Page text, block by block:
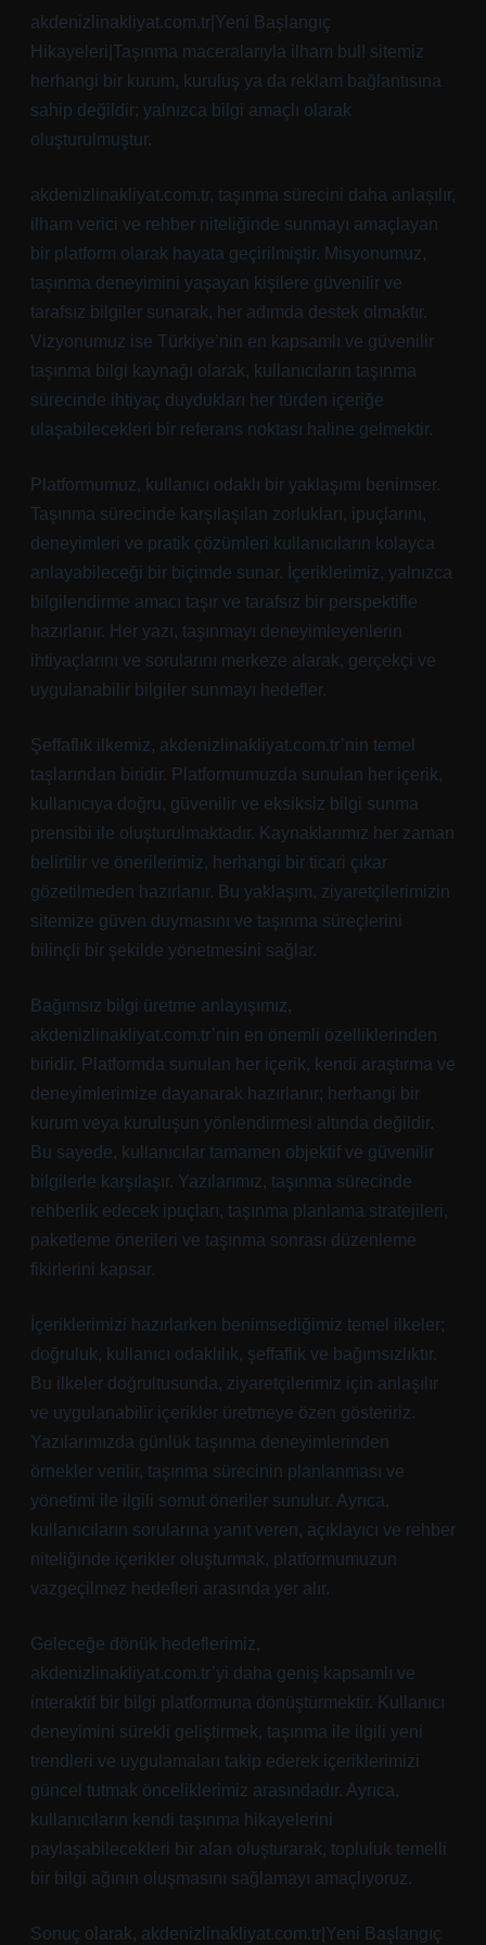
akdenizlinakliyat.com.tr|Yeni Başlangıç
Hikayeleri|Taşınma maceralarıyla ilham bul! sitemiz
herhangi bir kurum, kuruluş ya da reklam bağlantısına
sahip değildir; yalnızca bilgi amaçlı olarak
oluşturulmuştur.
akdenizlinakliyat.com.tr, taşınma sürecini daha anlaşılır,
ilham verici ve rehber niteliğinde sunmayı amaçlayan
bir platform olarak hayata geçirilmiştir. Misyonumuz,
taşınma deneyimini yaşayan kişilere güvenilir ve
tarafsız bilgiler sunarak, her adımda destek olmaktır.
Vizyonumuz ise Türkiye’nin en kapsamlı ve güvenilir
taşınma bilgi kaynağı olarak, kullanıcıların taşınma
sürecinde ihtiyaç duydukları her türden içeriğe
ulaşabilecekleri bir referans noktası haline gelmektir.
Platformumuz, kullanıcı odaklı bir yaklaşımı benimser.
Taşınma sürecinde karşılaşılan zorlukları, ipuçlarını,
deneyimleri ve pratik çözümleri kullanıcıların kolayca
anlayabileceği bir biçimde sunar. İçeriklerimiz, yalnızca
bilgilendirme amacı taşır ve tarafsız bir perspektifle
hazırlanır. Her yazı, taşınmayı deneyimleyenlerin
ihtiyaçlarını ve sorularını merkeze alarak, gerçekçi ve
uygulanabilir bilgiler sunmayı hedefler.
Şeffaflık ilkemiz, akdenizlinakliyat.com.tr’nin temel
taşlarından biridir. Platformumuzda sunulan her içerik,
kullanıcıya doğru, güvenilir ve eksiksiz bilgi sunma
prensibi ile oluşturulmaktadır. Kaynaklarımız her zaman
belirtilir ve önerilerimiz, herhangi bir ticari çıkar
gözetilmeden hazırlanır. Bu yaklaşım, ziyaretçilerimizin
sitemize güven duymasını ve taşınma süreçlerini
bilinçli bir şekilde yönetmesini sağlar.
Bağımsız bilgi üretme anlayışımız,
akdenizlinakliyat.com.tr’nin en önemli özelliklerinden
biridir. Platformda sunulan her içerik, kendi araştırma ve
deneyimlerimize dayanarak hazırlanır; herhangi bir
kurum veya kuruluşun yönlendirmesi altında değildir.
Bu sayede, kullanıcılar tamamen objektif ve güvenilir
bilgilerle karşılaşır. Yazılarımız, taşınma sürecinde
rehberlik edecek ipuçları, taşınma planlama stratejileri,
paketleme önerileri ve taşınma sonrası düzenleme
fikirlerini kapsar.
İçeriklerimizi hazırlarken benimsediğimiz temel ilkeler;
doğruluk, kullanıcı odaklılık, şeffaflık ve bağımsızlıktır.
Bu ilkeler doğrultusunda, ziyaretçilerimiz için anlaşılır
ve uygulanabilir içerikler üretmeye özen gösteririz.
Yazılarımızda günlük taşınma deneyimlerinden
örnekler verilir, taşınma sürecinin planlanması ve
yönetimi ile ilgili somut öneriler sunulur. Ayrıca,
kullanıcıların sorularına yanıt veren, açıklayıcı ve rehber
niteliğinde içerikler oluşturmak, platformumuzun
vazgeçilmez hedefleri arasında yer alır.
Geleceğe dönük hedeflerimiz,
akdenizlinakliyat.com.tr’yi daha geniş kapsamlı ve
interaktif bir bilgi platformuna dönüştürmektir. Kullanıcı
deneyimini sürekli geliştirmek, taşınma ile ilgili yeni
trendleri ve uygulamaları takip ederek içeriklerimizi
güncel tutmak önceliklerimiz arasındadır. Ayrıca,
kullanıcıların kendi taşınma hikayelerini
paylaşabilecekleri bir alan oluşturarak, topluluk temelli
bir bilgi ağının oluşmasını sağlamayı amaçlıyoruz.
Sonuç olarak, akdenizlinakliyat.com.tr|Yeni Başlangıç